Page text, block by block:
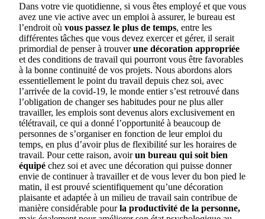
Dans votre vie quotidienne, si vous êtes employé et que vous
avez une vie active avec un emploi à assurer, le bureau est
l’endroit où vous passez le plus de temps, entre les
différentes tâches que vous devez exercer et gérer, il serait
primordial de penser à trouverune décoration appropriée
et des conditions de travail qui pourront vous être favorables
à la bonne continuité de vos projets. Nous abordons alors
essentiellement le point du travail depuis chez soi, avec
l’arrivée de la covid-19, le monde entier s’est retrouvé dans
l’obligation de changer ses habitudes pour ne plus aller
travailler, les emplois sont devenus alors exclusivement en
télétravail, ce qui a donné l’opportunité à beaucoup de
personnes de s’organiser en fonction de leur emploi du
temps, en plus d’avoir plus de flexibilité sur les horaires de
travail. Pour cette raison, avoirun bureau qui soit bien
équipé chez soi et avec une décoration qui puisse donner
envie de continuer à travailler et de vous lever du bon pied le
matin, il est prouvé scientifiquement qu’une décoration
plaisante et adaptée à un milieu de travail sain contribue de
manière considérable pourla productivité de la personne,